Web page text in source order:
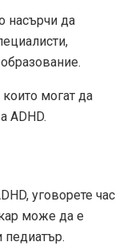
насърчи да
които могат да
ADHD.
уговорете час
може да е